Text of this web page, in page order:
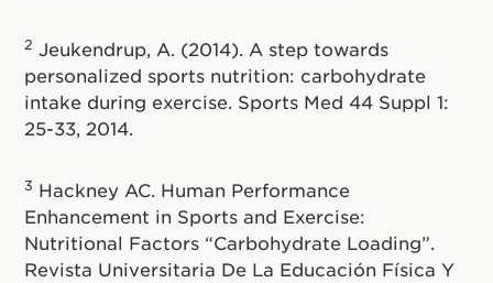
2 Jeukendrup, A. (2014). A step towards
personalized sports nutrition: carbohydrate
intake during exercise. Sports Med 44 Suppl 1:
25-33, 2014.
3 Hackney AC. Human Performance
Enhancement in Sports and Exercise:
Nutritional Factors “Carbohydrate Loading”.
Revista Universitaria De La Educación Física Y